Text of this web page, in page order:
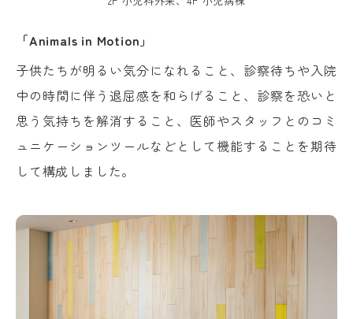
「Animals in Motion」
子供たちが明るい気分になれること、診察待ちや入院
中の時間に伴う退屈感を和らげること、診察を恐いと
思う気持ちを解消すること、医師やスタッフとのコミ
ュニケーションツールなどとして機能することを期待
して構成しました。